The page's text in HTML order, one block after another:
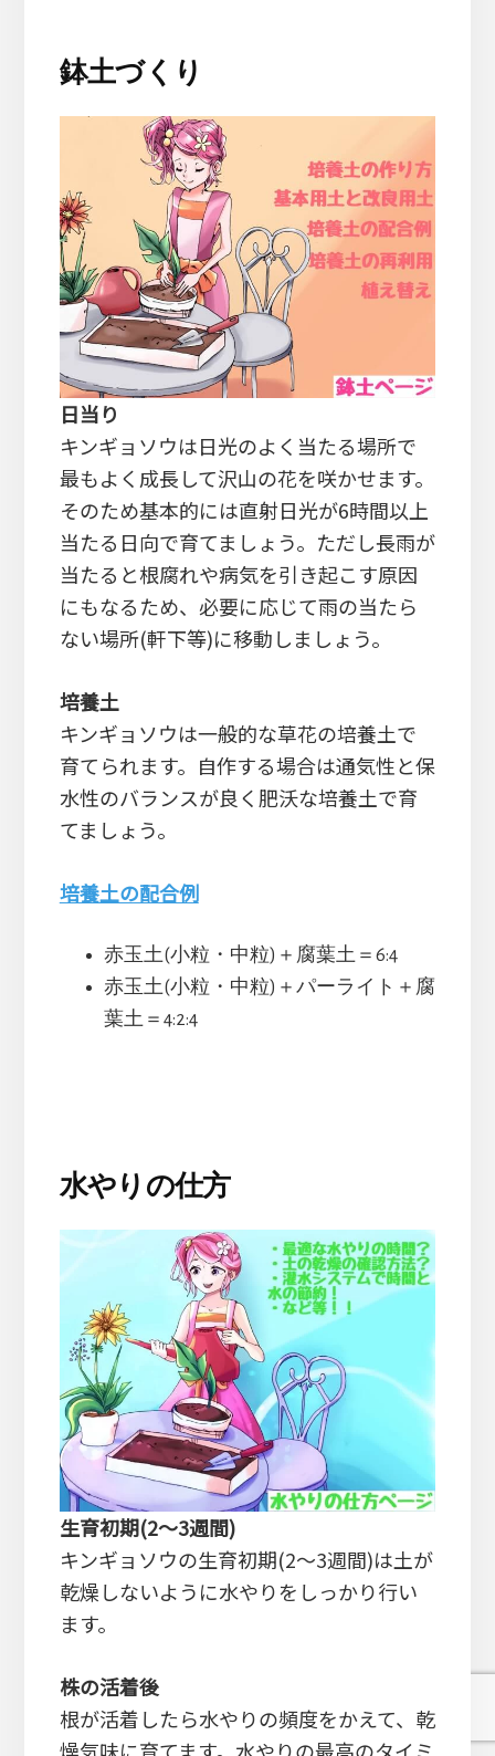
鉢土づくり
日当り
キンギョソウは日光のよく当たる場所で
最もよく成長して沢山の花を咲かせます。
そのため基本的には直射日光が6時間以上
当たる日向で育てましょう。ただし長雨が
当たると根腐れや病気を引き起こす原因
にもなるため、必要に応じて雨の当たら
ない場所(軒下等)に移動しましょう。
培養土
キンギョソウは一般的な草花の培養土で
育てられます。自作する場合は通気性と保
水性のバランスが良く肥沃な培養土で育
てましょう。
培養土の配合例
赤玉土(小粒・中粒)＋腐葉土＝6:4
赤玉土(小粒・中粒)＋パーライト＋腐
葉土＝4:2:4
水やりの仕方
生育初期(2～3週間)
キンギョソウの生育初期(2～3週間)は土が
乾燥しないように水やりをしっかり行い
ます。
株の活着後
根が活着したら水やりの頻度をかえて、乾